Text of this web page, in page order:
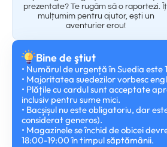
prezentate? Te rugăm să o raportezi.
mulțumim pentru ajutor, ești un
aventurier erou!
Bine de ştiut
• Numărul de urgență în Suedia este
• Majoritatea suedezilor vorbesc
• Plățile cu cardul sunt acceptate
inclusiv pentru sume mici.
• Bacșișul nu este obligatoriu, dar
considerat generos).
• Magazinele se închid de obicei
18:00-19:00 în timpul săptămânii.